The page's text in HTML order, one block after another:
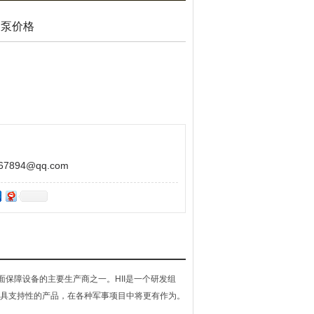
价格
障设备的主要生产商之一。HII是一个研发组
持性的产品，在各种军事项目中将更有作为。